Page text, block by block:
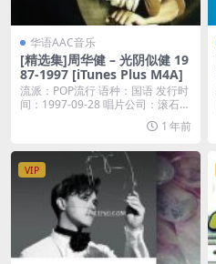
华语AAC音乐
[精选集]周华健 – 光阴似健 19
87-1997 [iTunes Plus M4A]
流派：POP流行 语种：国语 发行时
间：1997-09-28 唱片公司：滚石唱
1 年前
VIP